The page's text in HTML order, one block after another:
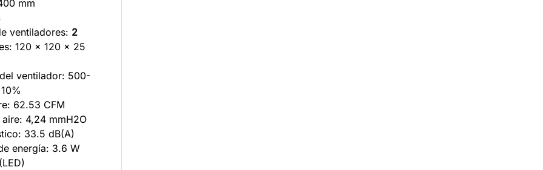
mm
ventiladores: 2
120 x 120 x 25
ventilador: 500-
62.53 CFM
4,24 mmH2O
33.5 dB(A)
energía: 3.6 W